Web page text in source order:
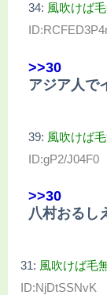
34: 風吹けば
>>30
アジア人で
39: 風吹けば
ID:gP2/J04F0
>>30
八村おるし
31: 風吹けば毛
ID:NjDtSSNvK